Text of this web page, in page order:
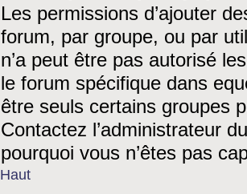
Les permissions d’ajouter
forum, par groupe, ou par
n’a peut être pas autorisé
le forum spécifique dans
être seuls certains groupes
Contactez l’administrateur
pourquoi vous n’êtes pas
Haut